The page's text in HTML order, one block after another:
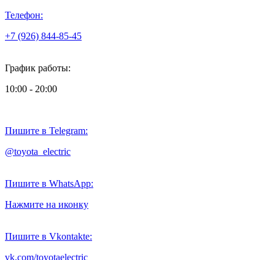
Телефон:
+7 (926) 844-85-45
График работы:
10:00 - 20:00
Пишите в Telegram:
@toyota_electric
Пишите в WhatsApp:
Нажмите на иконку
Пишите в Vkontakte:
vk.com/toyotaelectric